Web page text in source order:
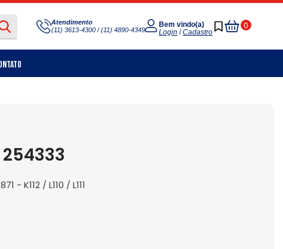
Atendimento
(11) 3613-4300 / (11) 4890-4349
Bem vindo(a)
Login /Cadastro
0
Meu
Carrinho
254333
- K112 / L110 / L111